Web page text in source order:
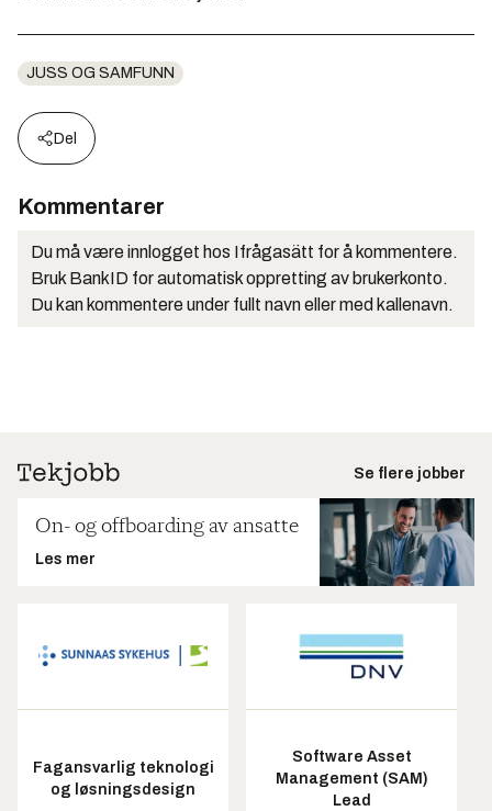
JUSS OG SAMFUNN
Del
Kommentarer
Du må være innlogget hos Ifrågasätt for å kommentere.
Bruk BankID for automatisk oppretting av brukerkonto.
Du kan kommentere under fullt navn eller med kallenavn.
Se flere jobber
On- og offboarding av ansatte
Les mer
Fagansvarlig teknologi
og løsningsdesign
Software Asset
Management (SAM)
Lead